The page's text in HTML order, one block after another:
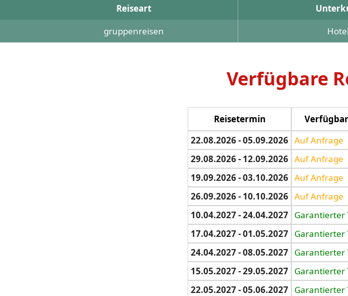
Reiseart
gruppenreisen
Verfügbare
Reisetermin
22.08.2026 - 05.09.2026 Auf Anfrage
29.08.2026 - 12.09.2026 Auf Anfrage
19.09.2026 - 03.10.2026 Auf Anfrage
26.09.2026 - 10.10.2026 Auf Anfrage
10.04.2027 - 24.04.2027 Garantierter
17.04.2027 - 01.05.2027 Garantierter
24.04.2027 - 08.05.2027 Garantierter
15.05.2027 - 29.05.2027 Garantierter
22.05.2027 - 05.06.2027 Garantierter